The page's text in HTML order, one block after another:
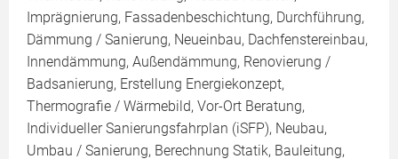
Imprägnierung, Fassadenbeschichtung, Durchführung,
Dämmung / Sanierung, Neueinbau, Dachfenstereinbau,
Innendämmung, Außendämmung, Renovierung /
Badsanierung, Erstellung Energiekonzept,
Thermografie / Wärmebild, Vor-Ort Beratung,
Individueller Sanierungsfahrplan (iSFP), Neubau,
Umbau / Sanierung, Berechnung Statik, Bauleitung,